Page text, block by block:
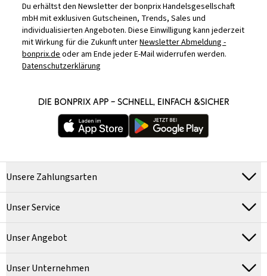
Du erhältst den Newsletter der bonprix Handelsgesellschaft
mbH mit exklusiven Gutscheinen, Trends, Sales und
individualisierten Angeboten. Diese Einwilligung kann jederzeit
mit Wirkung für die Zukunft unterNewsletter Abmeldung -
bonprix.deoder am Ende jeder E-Mail widerrufen werden.
Datenschutzerklärung
DIE BONPRIX APP – SCHNELL, EINFACH &SICHER
Unsere Zahlungsarten
Unser Service
Unser Angebot
Unser Unternehmen